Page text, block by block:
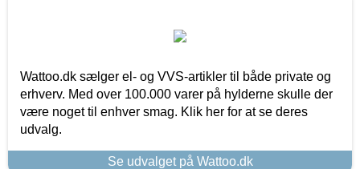
Wattoo.dk sælger el- og VVS-artikler til både private og
erhverv. Med over 100.000 varer på hylderne skulle der
være noget til enhver smag. Klik her for at se deres
udvalg.
Se udvalget på Wattoo.dk